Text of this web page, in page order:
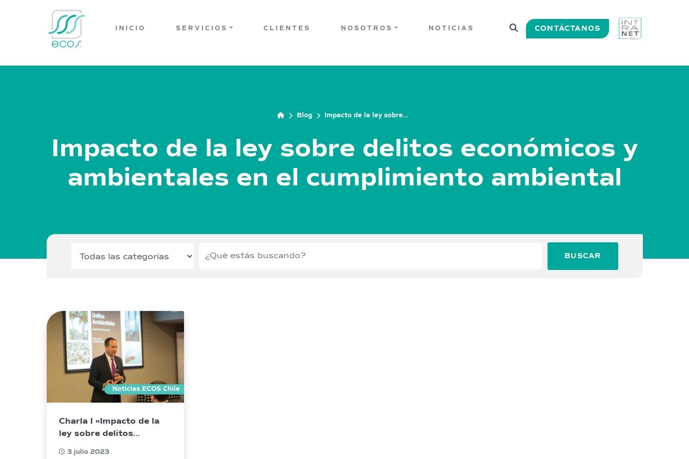
INICIO SERVICIOS CLIENTES NOSOTROS NOTICIAS CONTÁCTANOS
Blog
Impacto de la ley sobre
cumplimiento ambiental
Impacto de la ley sobre delitos económicos y
ambientales en el cumplimiento ambiental
BUSCAR
Noticias ECOS Chile
Charla I «Impacto de la
ley sobre delitos
3 julio 2023